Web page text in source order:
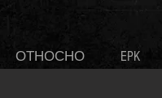
ОТНОСНО EPK